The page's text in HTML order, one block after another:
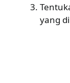
yang